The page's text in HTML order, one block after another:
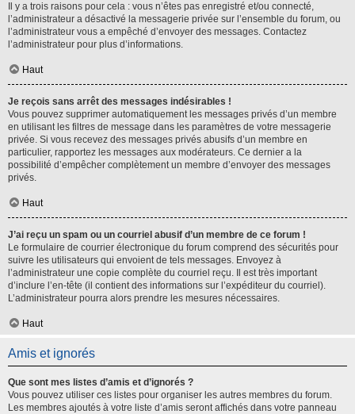
Il y a trois raisons pour cela : vous n’êtes pas enregistré et/ou connecté,
l’administrateur a désactivé la messagerie privée sur l’ensemble du forum, ou
l’administrateur vous a empêché d’envoyer des messages. Contactez
l’administrateur pour plus d’informations.
Haut
Je reçois sans arrêt des messages indésirables !
Vous pouvez supprimer automatiquement les messages privés d’un membre
en utilisant les filtres de message dans les paramètres de votre messagerie
privée. Si vous recevez des messages privés abusifs d’un membre en
particulier, rapportez les messages aux modérateurs. Ce dernier a la
possibilité d’empêcher complètement un membre d’envoyer des messages
privés.
Haut
J’ai reçu un spam ou un courriel abusif d’un membre de ce forum !
Le formulaire de courrier électronique du forum comprend des sécurités pour
suivre les utilisateurs qui envoient de tels messages. Envoyez à
l’administrateur une copie complète du courriel reçu. Il est très important
d’inclure l’en-tête (il contient des informations sur l’expéditeur du courriel).
L’administrateur pourra alors prendre les mesures nécessaires.
Haut
Amis et ignorés
Que sont mes listes d’amis et d’ignorés ?
Vous pouvez utiliser ces listes pour organiser les autres membres du forum.
Les membres ajoutés à votre liste d’amis seront affichés dans votre panneau